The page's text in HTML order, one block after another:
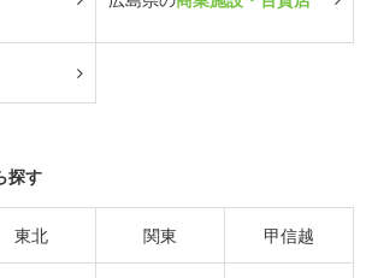
探す
東北 関東 甲信越